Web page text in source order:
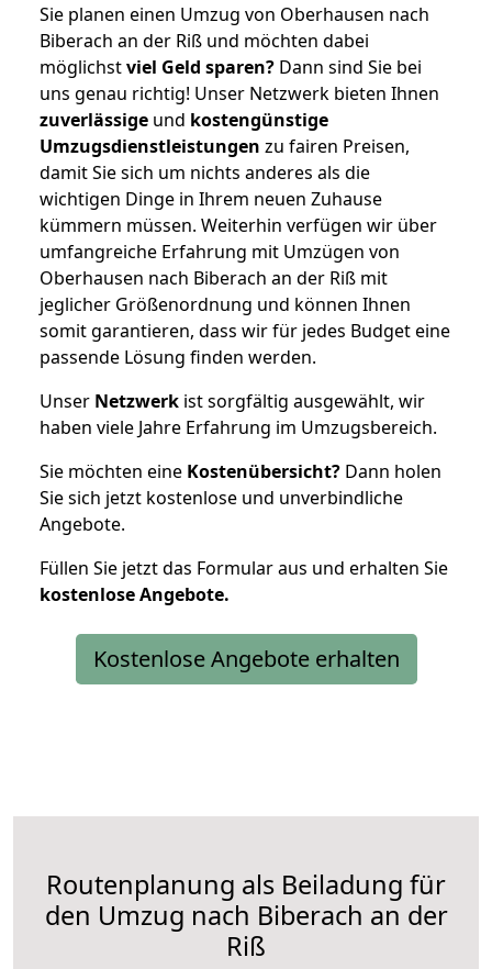
Sie planen einen Umzug von Oberhausen nach
Biberach an der Riß und möchten dabei
möglichstviel Geld sparen? Dann sind Sie bei
uns genau richtig! Unser Netzwerk bieten Ihnen
zuverlässige und kostengünstige
Umzugsdienstleistungen zu fairen Preisen,
damit Sie sich um nichts anderes als die
wichtigen Dinge in Ihrem neuen Zuhause
kümmern müssen. Weiterhin verfügen wir über
umfangreiche Erfahrung mit Umzügen von
Oberhausen nach Biberach an der Riß mit
jeglicher Größenordnung und können Ihnen
somit garantieren, dass wir für jedes Budget eine
passende Lösung finden werden.
Unser Netzwerk ist sorgfältig ausgewählt, wir
haben viele Jahre Erfahrung im Umzugsbereich.
Sie möchten eine Kostenübersicht? Dann holen
Sie sich jetzt kostenlose und unverbindliche
Angebote.
Füllen Sie jetzt das Formular aus und erhalten Sie
kostenloseAngebote.
Kostenlose Angebote erhalten
Routenplanung als Beiladung für
den Umzug nach Biberach an der
Riß